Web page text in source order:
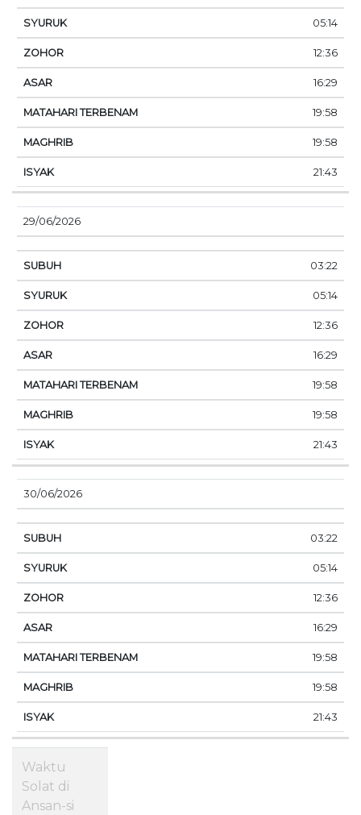
05:14
12:36
16:29
19:58
19:58
21:43
29/06/2026
03:22
05:14
12:36
16:29
19:58
19:58
21:43
30/06/2026
03:22
05:14
12:36
16:29
19:58
19:58
21:43
Waktu
Solat di
Ansan-si